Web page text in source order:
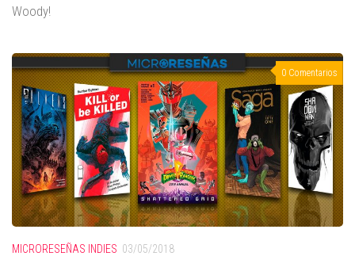
Woody!
0 Comentarios
MICRORESEÑAS INDIES 03/05/2018